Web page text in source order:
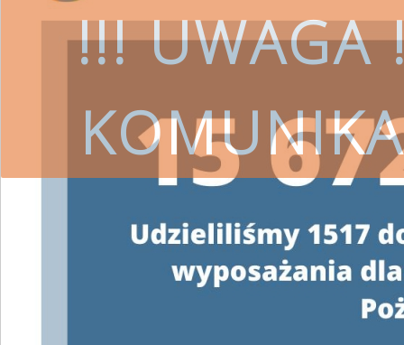
!!! UWAGA
Wojewódzki Fundusz Ochrony